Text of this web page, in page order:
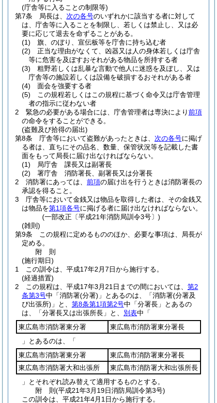
(庁舎等に入ることの制限等)
第7条
局長は、 次の各号のいずれかに該当する者に対して
は、庁舎等に入ることを制限し、若しくは禁止し、又は必
要に応じて退去を命ずることがある。
(1)
旗、のぼり、宣伝板等を庁舎に持ち込む者
(2)
正当な理由がなくて、凶器又は人の身体若しくは庁舎
等に危害を及ぼすおそれがある物品を所持する者
(3)
粗野若しくは乱暴な言動で他人に迷惑を及ぼし、又は
庁舎等の施設若しくは設備を破損するおそれがある者
(4)
面会を強要する者
(5)
この規程若しくはこの規程に基づく命令又は庁舎管理
者の指示に従わない者
2
緊急の必要がある場合には、庁舎管理者は専決により前項
の命令をすることができる。
(盗難及び拾得の届出)
第8条
庁舎等において盗難があったときは、 次の各号に掲げ
る者は、直ちにその品名、数量、保管状況等を記載した書
面をもって局長に届け出なければならない。
(1)
局庁舎 課長又は副署長
(2)
署庁舎 消防署長、副署長又は分署長
2
消防署にあっては、 前項の届け出を行うときは消防署長の
承認を得ること。
3
庁舎等において金銭又は物品を取得した者は、その金銭又
は物品を第1項各号に掲げる者に届け出なければならない。
(一部改正〔平成21年消防局訓令3号〕)
(雑則)
第9条
この規程に定めるもののほか、必要な事項は、局長が
定める。
附 則
(施行期日)
1
この訓令は、平成17年2月7日から施行する。
(経過措置)
2
この規程は、平成17年3月21日までの間においては、 第2
条第3号中「消防署(分署) 」とあるのは、「消防署(分署及
び出張所) 」と、 第8条第1項第2号中「分署長」とあるの
は、「分署長又は出張所長」と、 別表中「
東広島市消防署東分署
東広島市消防署東分署長
」とあるのは、「
東広島市消防署東分署
東広島市消防署東分署長
東広島市消防署大和出張所
東広島市消防署大和出張所長
」とそれぞれ読み替えて適用するものとする。
附 則(平成21年3月19日消防局訓令第3号)
この訓令は、平成21年4月1日から施行する。